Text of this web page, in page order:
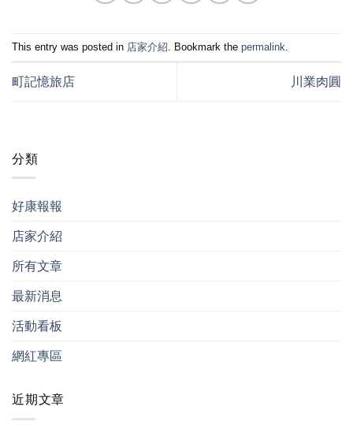
分類
好康報報
店家介紹
所有文章
最新消息
活動看板
網紅專區
近期文章
This entry was posted in 店家介紹 . Bookmark the permalink
町記憶旅店 川業肉圓